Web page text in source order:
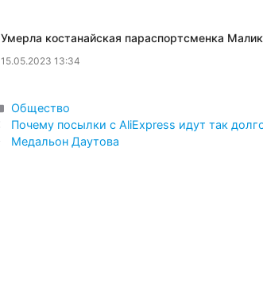
​Умерла костанайская параспортсменка
15.05.2023 13:34
Рубрики
Общество
Почему посылки с AliExpress идут так
Медальон Даутова